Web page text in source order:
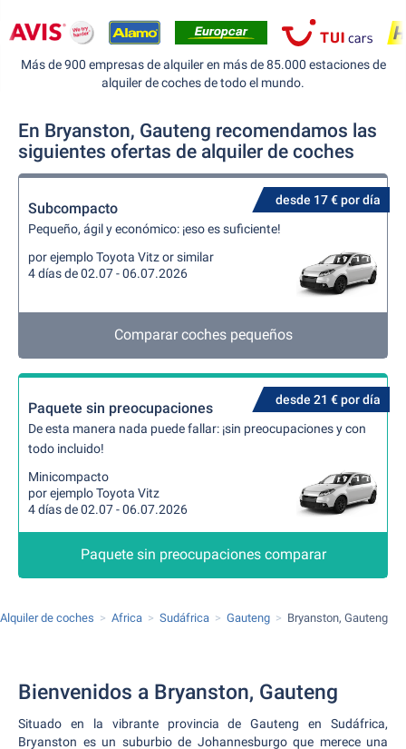
Más de 900 empresas de alquiler en más de 85.000 estaciones de
alquiler de coches de todo el mundo.
En Bryanston, Gauteng recomendamos las
siguientes ofertas de alquiler de coches
desde 17 € por día
Subcompacto
Pequeño, ágil y económico: ¡eso es suficiente!
por ejemplo Toyota Vitz or similar
4 días de 02.07 - 06.07.2026
Comparar coches pequeños
desde 21 € por día
Paquete sin preocupaciones
De esta manera nada puede fallar: ¡sin preocupaciones y con
todo incluido!
Minicompacto
por ejemplo Toyota Vitz
4 días de 02.07 - 06.07.2026
Paquete sin preocupaciones comparar
Alquiler de coches Africa Sudáfrica Gauteng Bryanston, Gauteng
Bienvenidos a Bryanston, Gauteng
Situado en la vibrante provincia de Gauteng en Sudáfrica,
Bryanston es un suburbio de Johannesburgo que merece una